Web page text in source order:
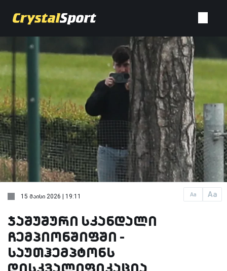
Aa Aa
15 მაისი 2026 | 19:11
ჯაშუშური სკანდალი
ჩემპიონშიფში -
საუთჰემპტონს